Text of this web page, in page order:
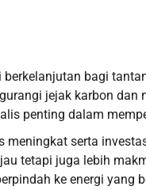
bagi
jejak karbon dan
penting dalam
serta
tetapi juga lebih
ke energi yang